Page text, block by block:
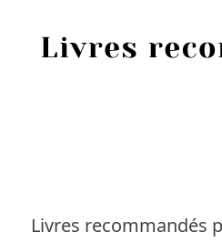
Livres recommandés